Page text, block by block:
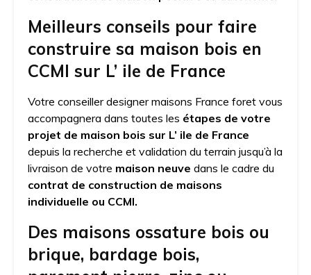
Meilleurs conseils pour faire
construire sa maison bois en
CCMI sur L’ ile de France
Votre conseiller designer maisons France foret vous
accompagnera dans toutes les étapes de votre
projet de maison bois sur L’ ile de France
depuis la recherche et validation du terrain jusqu’à la
livraison de votre maison neuve dans le cadre du
contrat de construction de maisons
individuelle ou CCMI.
Des maisons ossature bois ou
brique, bardage bois,